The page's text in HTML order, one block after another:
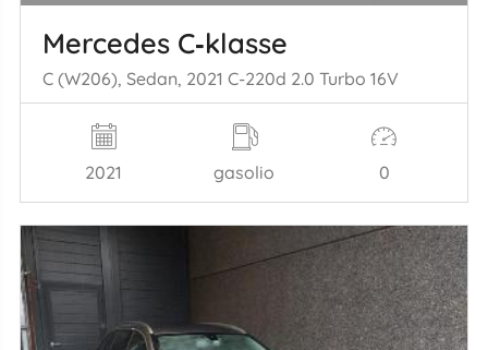
Mercedes C‑klasse
C (W206), Sedan, 2021 C-220d 2.0 Turbo 16V
2021 gasolio 0